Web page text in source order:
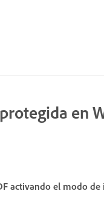
en
activando el modo